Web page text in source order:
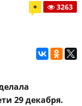
+ 3263
29 декабря.